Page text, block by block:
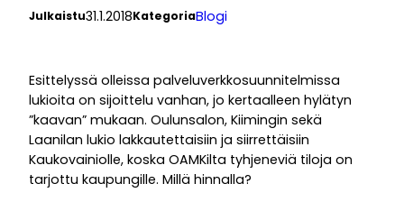
Julkaistu31.1.2018KategoriaBlogi
Esittelyssä olleissa palveluverkkosuunnitelmissa
lukioita on sijoittelu vanhan, jo kertaalleen hylätyn
”kaavan” mukaan. Oulunsalon, Kiimingin sekä
Laanilan lukio lakkautettaisiin ja siirrettäisiin
Kaukovainiolle, koska OAMKilta tyhjeneviä tiloja on
tarjottu kaupungille. Millä hinnalla?